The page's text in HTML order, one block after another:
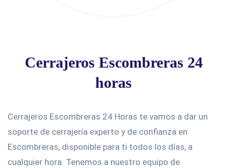
Cerrajeros Escombreras 24
horas
Cerrajeros Escombreras 24 Horas te vamos a dar un
soporte de cerrajería experto y de confianza en
Escombreras, disponible para ti todos los días, a
cualquier hora. Tenemos a nuestro equipo de